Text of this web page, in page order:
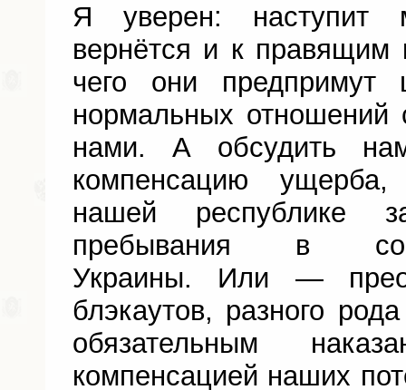
Я уверен: наступит
вернётся и к правящим
чего они предпримут
нормальных
нами. А обсудить
компенсацию ущерба,
нашей республике
пребывания в
Украины. Или —
блэкаутов, разного
обязательным
компенсацией наших